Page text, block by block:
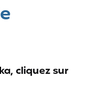
cliquez sur